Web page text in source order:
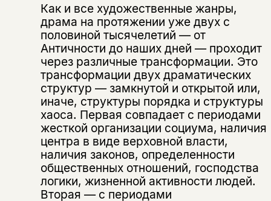
Как и все художественные жанры,
драма на протяжении уже двух с
половиной тысячелетий — от
Античности до наших дней — проходит
через различные трансформации. Это
трансформации двух драматических
структур — замкнутой и открытой или,
иначе, структуры порядка и структуры
хаоса. Первая совпадает с периодами
жесткой организации социума, наличия
центра в виде верховной власти,
наличия законов, определенности
общественных отношений, господства
логики, жизненной активности людей.
Вторая — с периодами